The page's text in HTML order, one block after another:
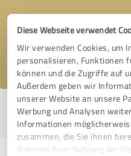
Diese Webseite verwendet
Wir verwenden Cookies, um
personalisieren, Funktionen
können und die Zugriffe auf
Außerdem geben wir
unserer Website an unsere
Werbung und Analysen
Informationen
zusammen, die Sie ihnen
Rahmen Ihrer Nutzung der
Ich stimme den
Profil aktiv seit 31.07.2016 |